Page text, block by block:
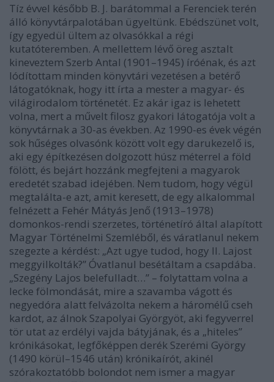
Tíz évvel később B. J. barátommal a Ferenciek terén
álló könyvtárpalotában ügyeltünk. Ebédszünet volt,
így egyedül ültem az olvasókkal a régi
kutatóteremben. A mellettem lévő öreg asztalt
kineveztem Szerb Antal (1901–1945) íróénak, és azt
lódítottam minden könyvtári vezetésen a betérő
látogatóknak, hogy itt írta a mester a magyar- és
világirodalom történetét. Ez akár igaz is lehetett
volna, mert a művelt filosz gyakori látogatója volt a
könyvtárnak a 30-as években. Az 1990-es évek végén
sok hűséges olvasónk között volt egy darukezelő is,
aki egy építkezésen dolgozott húsz méterrel a föld
fölött, és bejárt hozzánk megfejteni a magyarok
eredetét szabad idejében. Nem tudom, hogy végül
megtalálta-e azt, amit keresett, de egy alkalommal
felnézett a Fehér Mátyás Jenő (1913–1978)
domonkos-rendi szerzetes, történetíró által alapított
Magyar Történelmi Szemléből, és váratlanul nekem
szegezte a kérdést: „Azt ugye tudod, hogy II. Lajost
meggyilkolták?” Óvatlanul besétáltam a csapdába.
„Szegény Lajos belefulladt…” – folytattam volna a
lecke fölmondását, mire a szavamba vágott és
negyedóra alatt felvázolta nekem a háromélű cseh
kardot, az álnok Szapolyai Györgyöt, aki fegyverrel
tör utat az erdélyi vajda bátyjának, és a „hiteles”
krónikásokat, legfőképpen derék Szerémi György
(1490 körül–1546 után) krónikaírót, akinél
szórakoztatóbb bolondot nem ismer a magyar